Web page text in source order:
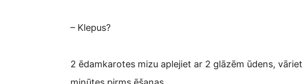
– Klepus?
2 ēdamkarotes mizu aplejiet ar 2 glāzēm ūdens,